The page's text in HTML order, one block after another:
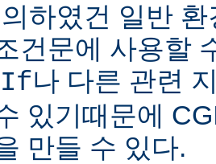
하였건 일반
건문에 사용할
나 다른 관련
있기때문에
만들 수 있다.